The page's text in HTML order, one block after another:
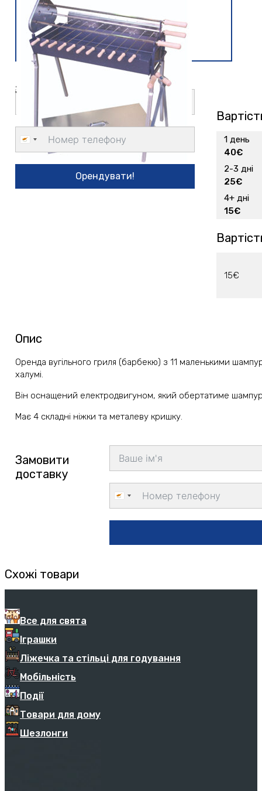
Замовити доставку
Cyprus
+357
Орендувати!
1 день
40€
2-3 дні
25€
4+ дні
15€
15€
Опис
Оренда вугільного гриля (барбекю) з 11 маленькими
халумі.
Він оснащений електродвигуном, який обертатиме
Має 4 складні ніжки та металеву кришку.
Замовити
доставку
Cyprus
+357
Схожі товари
Все для свята
Іграшки
Ліжечка та стільці для годування
Мобільність
Події
Товари для дому
Шезлонги